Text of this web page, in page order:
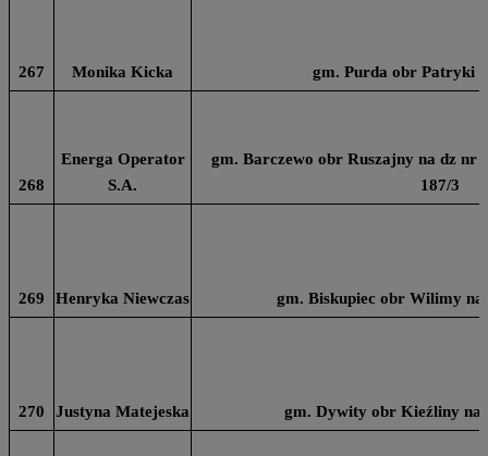
267 Monika Kicka gm. Purda obr Patryki
268
Energa Operator
S.A.
gm. Barczewo obr Ruszajny na dz nr
187/3
269 Henryka Niewczas gm. Biskupiec obr Wilimy na
270 Justyna Matejeska gm. Dywity obr Kieźliny na